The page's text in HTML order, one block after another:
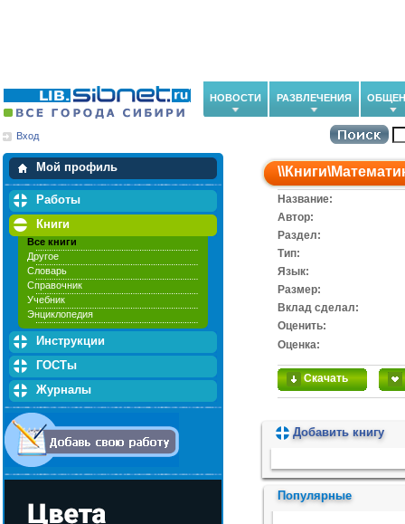
НОВОСТИ РАЗВЛЕЧЕНИЯ
Вход
Мой профиль
Мои закладки
Работы
Книги
Все книги
Другое
Словарь
Справочник
Учебник
Энциклопедия
Инструкции
ГОСТы
Журналы
\\Книги\
Название:
Автор:
Раздел:
Тип:
Язык:
Размер:
Вклад сделал:
Оценить:
Оценка:
Скачать
Добавить книгу
Популярные